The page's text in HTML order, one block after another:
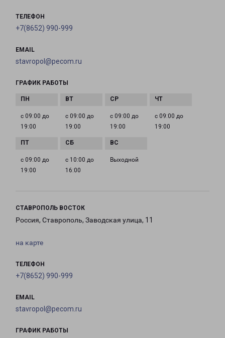
ТЕЛЕФОН
+7(8652) 990-999
EMAIL
stavropol@pecom.ru
ГРАФИК РАБОТЫ
с 09:00 до
19:00
с 09:00 до
19:00
с 09:00 до
19:00
с 09:00 до
19:00
с 09:00 до
19:00
с 10:00 до
16:00
Выходной
СТАВРОПОЛЬ ВОСТОК
Россия, Ставрополь, Заводская улица, 11
на карте
ТЕЛЕФОН
+7(8652) 990-999
EMAIL
stavropol@pecom.ru
ГРАФИК РАБОТЫ